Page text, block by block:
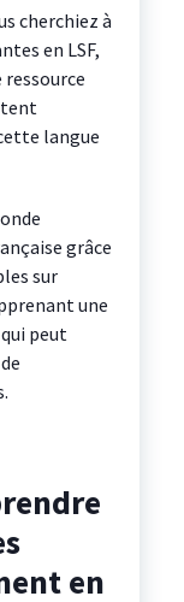
cherchiez à
en LSF,
langue
grâce
sur
une
peut
en